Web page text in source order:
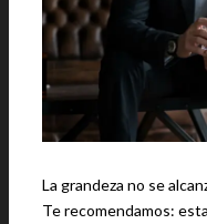
La grandeza no se
Te recomendamos: